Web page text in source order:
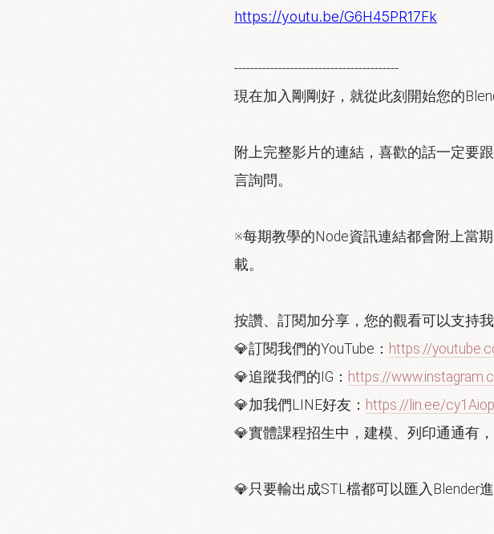
https://youtu.be/G6H45PR17Fk
-----------------------------------------
現在加入剛剛好，就從此刻開始您的
附上完整影片的連結，喜歡的話一定要
言詢問。
※每期教學的Node資訊連結都會附上當
載。
按讚、訂閱加分享，您的觀看可以支持
💎訂閱我們的YouTube： https://
💎追蹤我們的IG： https://
💎加我們LINE好友： https://lin.ee/cy1Aiop
💎實體課程招生中，建模、列印通通有
💎只要輸出成STL檔都可以匯入Blender